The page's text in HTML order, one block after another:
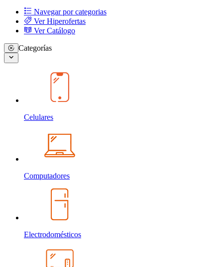
Navegar por categorias
Ver Hiperofertas
Ver Catálogo
Categorías
Celulares
Computadores
Electrodomésticos